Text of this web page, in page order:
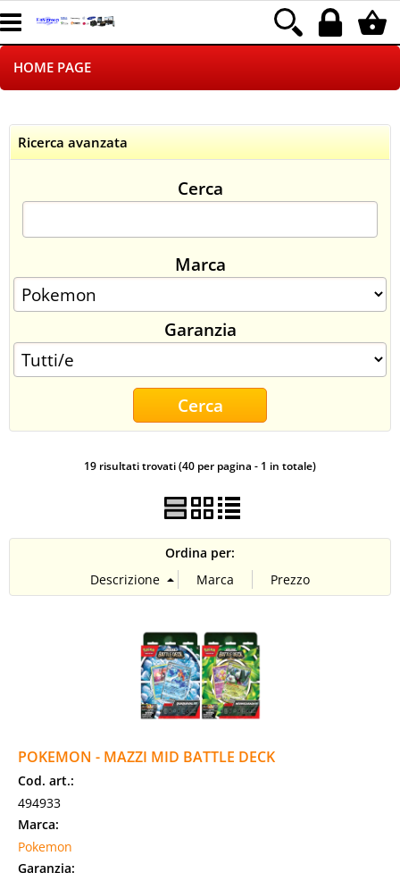
HOME PAGE
LOGISTICA
NEGOZI ON LINE
SINCRONIZZATI CON NOI
SPEDIZIONI
CONTATTI
Ricerca avanzata
Cerca
Marca
Garanzia
19 risultati trovati (40 per pagina - 1 in totale)
Ordina per:
POKEMON - MAZZI MID BATTLE DECK
Cod. art.:
494933
Marca:
Pokemon
Garanzia: